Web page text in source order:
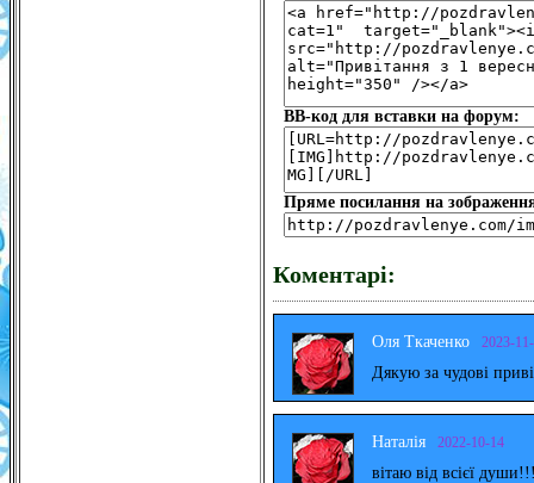
BB-код для вставки на форум:
Пряме посилання на
Коментарі:
Оля Ткаченко 2023-
Дякую за чудові
Наталія 2022-10-14
вітаю від всієї